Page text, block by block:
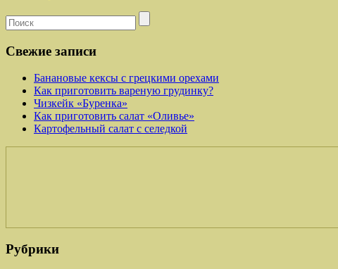
Свежие записи
Банановые кексы с грецкими орехами
Как приготовить вареную грудинку?
Чизкейк «Буренка»
Как приготовить салат «Оливье»
Картофельный салат с селедкой
Рубрики